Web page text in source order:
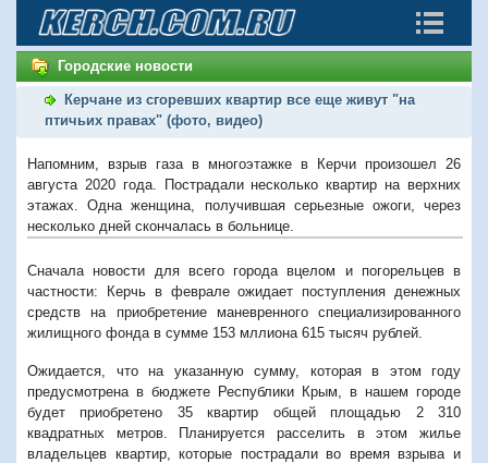
Городские новости
Керчане из сгоревших квартир все еще живут "на
птичьих правах" (фото, видео)
Напомним, взрыв газа в многоэтажке в Керчи произошел 26
августа 2020 года. Пострадали несколько квартир на верхних
этажах. Одна женщина, получившая серьезные ожоги, через
несколько дней скончалась в больнице.
Сначала новости для всего города вцелом и погорельцев в
частности: Керчь в феврале ожидает поступления денежных
средств на приобретение маневренного специализированного
жилищного фонда в сумме 153 мллиона 615 тысяч рублей.
Ожидается, что на указанную сумму, которая в этом году
предусмотрена в бюджете Республики Крым, в нашем городе
будет приобретено 35 квартир общей площадью 2 310
квадратных метров. Планируется расселить в этом жилье
владельцев квартир, которые пострадали во время взрыва и